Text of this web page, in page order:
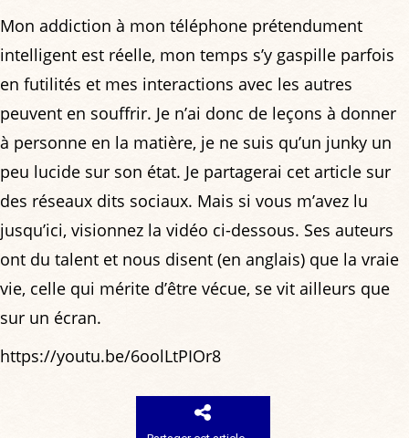
Mon addiction à mon téléphone prétendument
intelligent est réelle, mon temps s’y gaspille parfois
en futilités et mes interactions avec les autres
peuvent en souffrir. Je n’ai donc de leçons à donner
à personne en la matière, je ne suis qu’un junky un
peu lucide sur son état. Je partagerai cet article sur
des réseaux dits sociaux. Mais si vous m’avez lu
jusqu’ici, visionnez la vidéo ci-dessous. Ses auteurs
ont du talent et nous disent (en anglais) que la vraie
vie, celle qui mérite d’être vécue, se vit ailleurs que
sur un écran.
https://youtu.be/6oolLtPIOr8